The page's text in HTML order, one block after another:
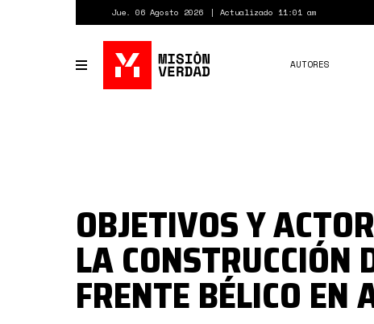
Jue. 06 Agosto 2026 Actualizado 11:01 am
Toggle
navigation
AUTORES
OBJETIVOS Y
LA CONSTRUCCIÓN
FRENTE BÉLICO EN